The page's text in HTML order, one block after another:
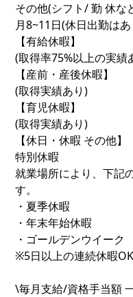
その他(シフト/ 勤 休な
月8~11日(休日出勤は
【有給休暇】
(取得率75%以上の実績
【産前・産後休暇】
(取得実績あり)
【育児休暇】
(取得実績あり)
【休日・休暇 その他】
特別休暇
就業場所により、下記
す。
・夏季休暇
・年末年始休暇
・ゴールデンウイーク
※5日以上の連続休暇OK
\毎月支給/資格手当額